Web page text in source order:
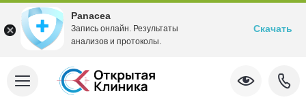
Panacea
Запись онлайн. Результаты
анализов и протоколы.
Скачать